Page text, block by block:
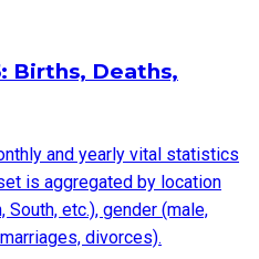
Births, Deaths,
and yearly vital statistics
is aggregated by location
South, etc.), gender (male,
divorces).